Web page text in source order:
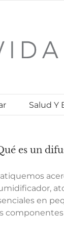
Salud Y
es un
en